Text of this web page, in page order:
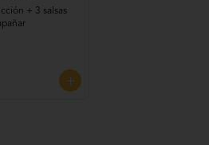
+ 3 salsas